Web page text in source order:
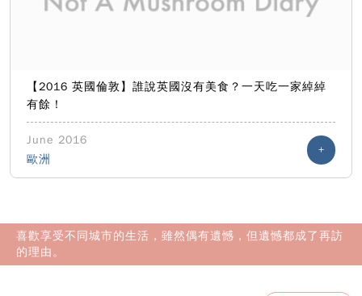
【2016 英國倫敦】誰說英國沒有美食？一天吃一家綽綽
有餘！
June 2016
歐洲
+
喜歡享受不同城市的生活，雖然偶有遺憾，但遺憾都成了再訪
的理由。